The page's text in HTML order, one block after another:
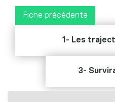
Fiche précédente
1- Les
3-